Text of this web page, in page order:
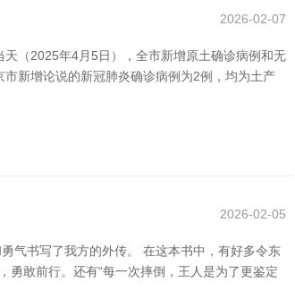
2026-02-07
（2025年4月5日），全市新增原土确诊病例和无
新增论说的新冠肺炎确诊病例为2例，均为土产
2026-02-05
气书写了我方的外传。 在这本书中，有好多令东
勇敢前行。还有“每一次摔倒，王人是为了更鉴定